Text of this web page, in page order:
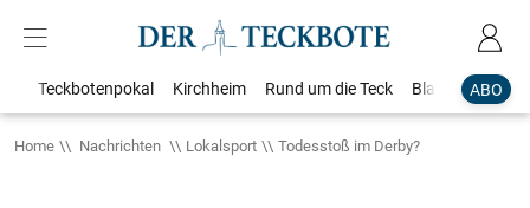
ABO
Teckbotenpokal Kirchheim Rund um die Teck Blaulicht
Home Nachrichten Lokalsport Todesstoß im Derby?